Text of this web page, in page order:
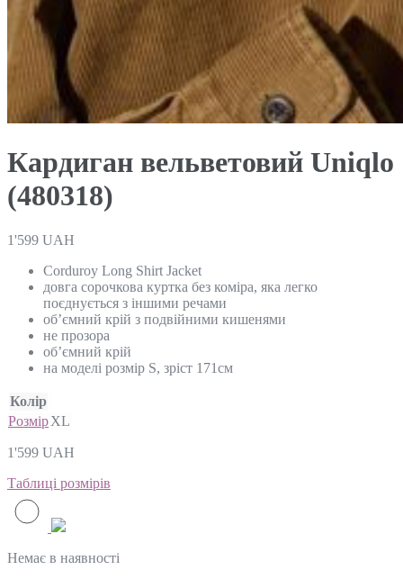
Кардиган вельветовий Uniqlo
(480318)
1'599 UAH
Corduroy Long Shirt Jacket
довга сорочкова куртка без коміра, яка легко
поєднується з іншими речами
об’ємний крій з подвійними кишенями
не прозора
об’ємний крій
на моделі розмір S, зріст 171см
Колір
РозмірXL
1'599 UAH
Таблиці розмірів
Немає в наявності